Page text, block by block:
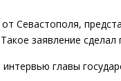
Севастополя,
заявление
главы